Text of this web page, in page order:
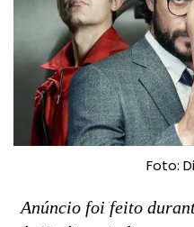
Foto:
Anúncio foi feito